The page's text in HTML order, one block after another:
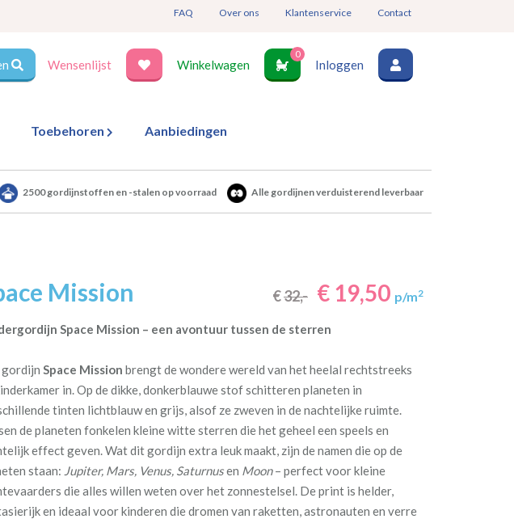
FAQ Over ons Klantenservice Contact
Wensenlijst Winkelwagen
0
Inloggen
Toebehoren Aanbiedingen
2500 gordijnstoffen en -stalen op voorraad Alle gordijnen verduisterend leverbaar
Mission €32,- € 19,50 p/m2
Space Mission – een avontuur tussen de sterren
Space Mission brengt de wondere wereld van het heelal rechtstreeks
in. Op de dikke, donkerblauwe stof schitteren planeten in
tinten lichtblauw en grijs, alsof ze zweven in de nachtelijke ruimte.
de planeten fonkelen kleine witte sterren die het geheel een speels en
effect geven. Wat dit gordijn extra leuk maakt, zijn de namen die op de
staan: Jupiter, Mars, Venus, Saturnusen Moon– perfect voor kleine
die alles willen weten over het zonnestelsel. De print is helder,
en ideaal voor kinderen die dromen van raketten, astronauten en verre